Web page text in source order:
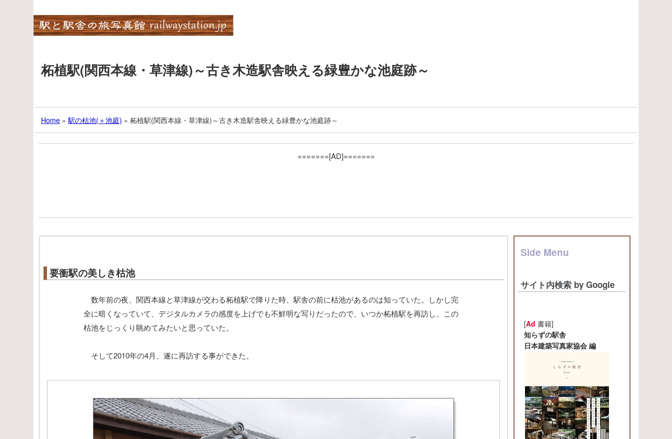
Skip
to
content
柘植駅(関西本線・草津線)～古き木造駅舎映える緑豊かな池庭跡～
Home »駅の枯池(＋池庭) » 柘植駅(関西本線・草津線)～古き木造駅舎映える緑豊かな池庭跡～
=======[AD]=======
要衝駅の美しき枯池
数年前の夜、関西本線と草津線が交わる柘植駅で降りた時、駅舎の前に枯池があるのは知っていた。しかし完
全に暗くなっていて、デジタルカメラの感度を上げでも不鮮明な写りだったので、いつか柘植駅を再訪し、この
枯池をじっくり眺めてみたいと思っていた。
そして2010年の4月、遂に再訪する事ができた。
Side Menu
サイト内検索 by Google
[Ad 書籍]
知らずの駅舎
日本建築写真家協会 編